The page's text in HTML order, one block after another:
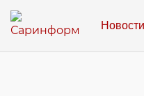
Новости